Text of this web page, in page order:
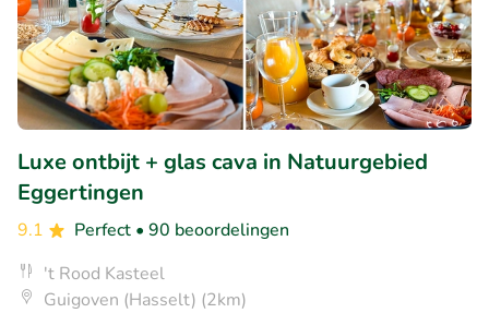
Luxe ontbijt + glas cava in Natuurgebied
Eggertingen
9.1 Perfect • 90 beoordelingen
't Rood Kasteel
Guigoven (Hasselt) (2km)